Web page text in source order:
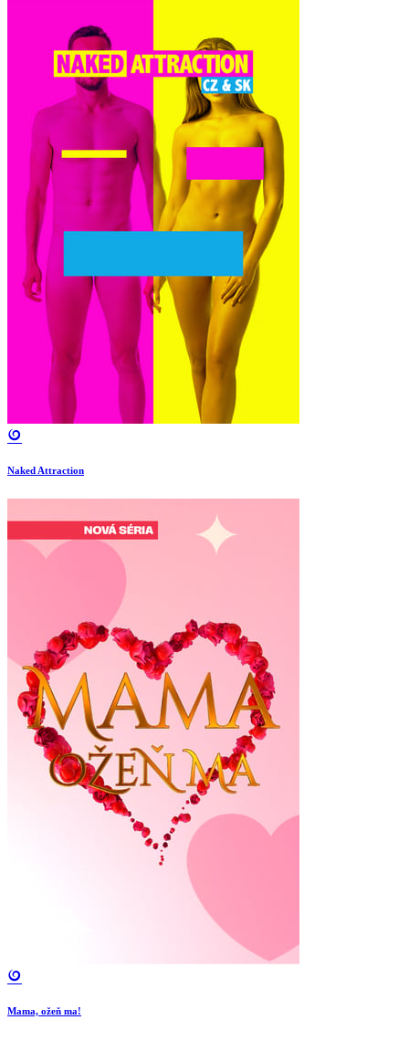
Naked Attraction
Mama, ožeň ma!